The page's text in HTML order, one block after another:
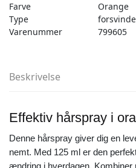
Farve
Orange
Type
Varenummer
799605
Beskrivelse
Effektiv hårspray i
Denne hårspray giver dig en
nemt. Med 125 ml er den
ændring i hverdagen. Kombiner